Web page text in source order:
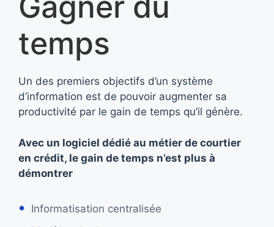
temps
Un des premiers objectifs d’un système
d’information est de pouvoir augmenter sa
productivité par le gain de temps qu’il génère.
Avec un logiciel dédié au métier de courtier
en crédit, le gain de temps n’est plus à
démontrer
Informatisation centralisée